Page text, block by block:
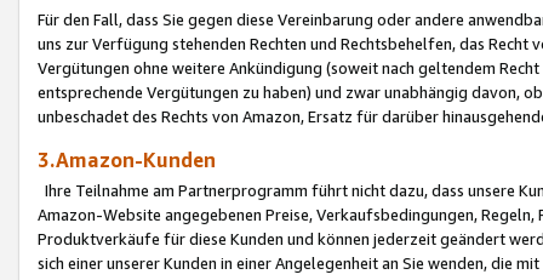
Für den Fall, dass Sie gegen diese Vereinbarung oder andere
uns zur Verfügung stehenden Rechten und Rechtsbehelfen, das
Vergütungen ohne weitere Ankündigung (soweit nach geltendem
entsprechende Vergütungen zu haben) und zwar unabhängig davon,
unbeschadet des Rechts von Amazon, Ersatz für darüber
3.Amazon-Kunden
Ihre Teilnahme am Partnerprogramm führt nicht dazu, dass unsere
Amazon-Website angegebenen Preise, Verkaufsbedingungen,
Produktverkäufe für diese Kunden und können jederzeit geändert
sich einer unserer Kunden in einer Angelegenheit an Sie wenden, die